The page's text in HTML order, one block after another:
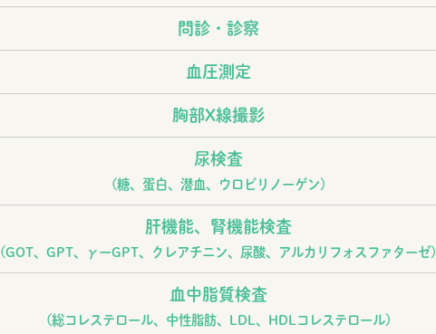
問診・診察
血圧測定
胸部X線撮影
尿検査
(糖、蛋白、潜血、ウロビリノーゲン)
肝機能、腎機能検査
(GOT、GPT、γーGPT、クレアチニン、尿酸、アルカリフォスファターゼ)
血中脂質検査
(総コレステロール、中性脂肪、LDL、HDLコレステロール)